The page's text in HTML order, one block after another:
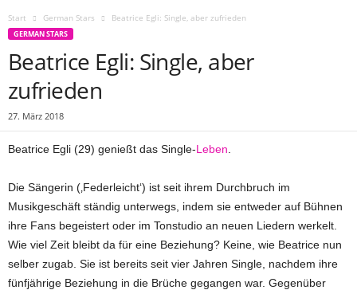
Start German Stars Beatrice Egli: Single, aber zufrieden
GERMAN STARS
Beatrice Egli: Single, aber
zufrieden
27. März 2018
Beatrice Egli (29) genießt das Single-Leben
Die Sängerin (‚Federleicht‘) ist seit ihrem Durchbruch im
Musikgeschäft ständig unterwegs, indem sie entweder auf Bühnen
ihre Fans begeistert oder im Tonstudio an neuen Liedern werkelt.
Wie viel Zeit bleibt da für eine Beziehung? Keine, wie Beatrice nun
selber zugab. Sie ist bereits seit vier Jahren Single, nachdem ihre
fünfjährige Beziehung in die Brüche gegangen war. Gegenüber